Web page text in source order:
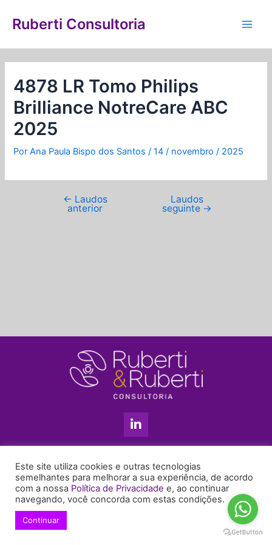
para
conteúdo
Ruberti Consultoria
4878 LR Tomo Philips
Brilliance NotreCare ABC
2025
PorAna Paula Bispo dos Santos/14 / novembro / 2025
de
← Laudos
anterior
Laudos
seguinte →
L
i
n
e
d
i
n
+55 11 99655-6439
enyruberti@ruberticonsultoria.com.br
Este site utiliza cookies e outras tecnologias
semelhantes para melhorar a sua experiência, de acordo
com a nossa Política de Privacidade e, ao continuar
navegando, você concorda com estas condições.
Continuar